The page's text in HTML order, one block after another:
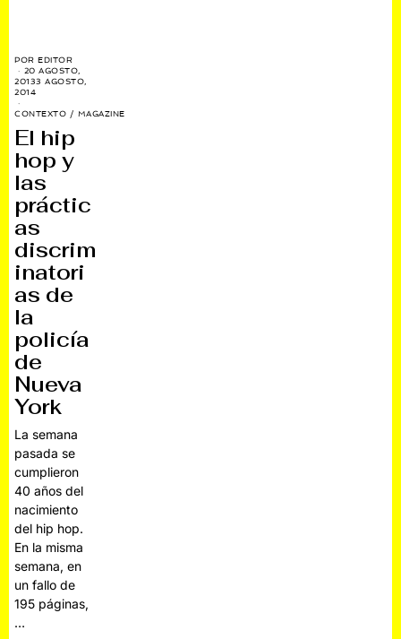
POREDITOR
20 AGOSTO,
20133 AGOSTO,
2014
CONTEXTO / MAGAZINE
El hip
hop y
las
práctic
as
discrim
inatori
as de
la
policía
de
Nueva
York
La semana
pasada se
cumplieron
40 años del
nacimiento
del hip hop.
En la misma
semana, en
un fallo de
195 páginas,
…